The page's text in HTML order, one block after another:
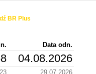
BR Plus
Data odn.
04.08.2026
29.07.2026